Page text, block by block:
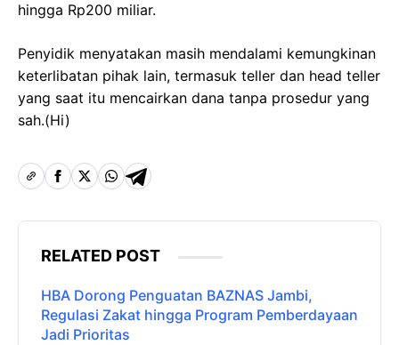
hingga Rp200 miliar.
Penyidik menyatakan masih mendalami kemungkinan
keterlibatan pihak lain, termasuk teller dan head teller
yang saat itu mencairkan dana tanpa prosedur yang
sah.(Hi)
RELATED POST
HBA Dorong Penguatan BAZNAS Jambi,
Regulasi Zakat hingga Program Pemberdayaan
Jadi Prioritas